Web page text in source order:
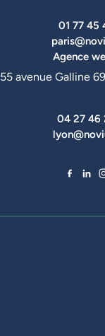
01 77 45
Agence
55 avenue Galline
04 27 46